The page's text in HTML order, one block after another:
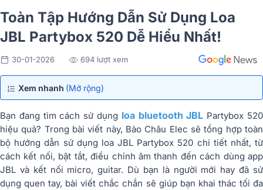
Toàn Tập Hướng Dẫn Sử Dụng Loa
JBL Partybox 520 Dễ Hiểu Nhất!
30-01-2026 694 lượt xem
Xem nhanh (Mở rộng)
Bạn đang tìm cách sử dụng loa bluetooth JBL Partybox 520
hiệu quả? Trong bài viết này, Bảo Châu Elec sẽ tổng hợp toàn
bộ hướng dẫn sử dụng loa JBL Partybox 520 chi tiết nhất, từ
cách kết nối, bật tắt, điều chỉnh âm thanh đến cách dùng app
JBL và kết nối micro, guitar. Dù bạn là người mới hay đã sử
dụng quen tay, bài viết chắc chắn sẽ giúp bạn khai thác tối đa